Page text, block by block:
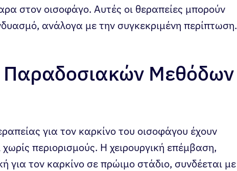
στον οισοφάγο. Αυτές οι θεραπείες μπορούν
ανάλογα με την συγκεκριμένη περίπτωση.
Παραδοσιακών Μεθόδων
για τον καρκίνο του οισοφάγου έχουν
χωρίς περιορισμούς. Η χειρουργική επέμβαση,
για τον καρκίνο σε πρώιμο στάδιο, συνδέεται με